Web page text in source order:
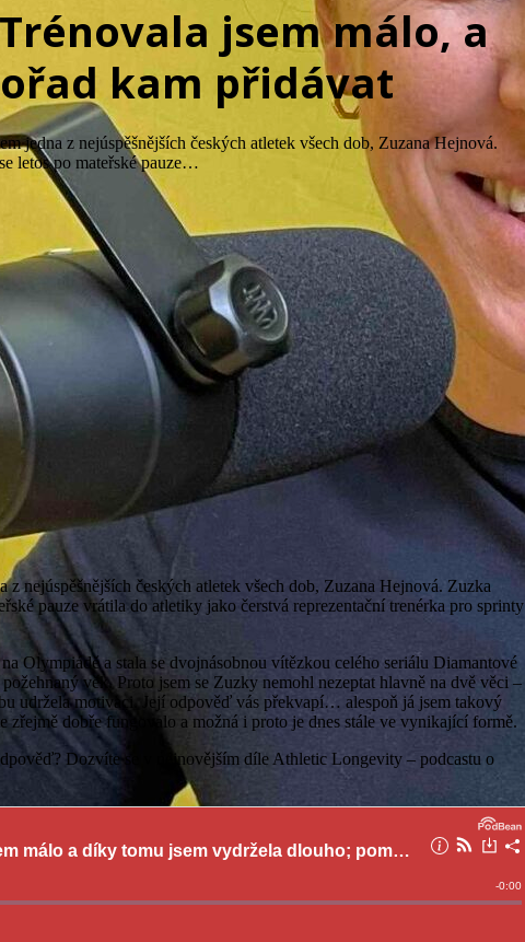
jsem málo, a
kam přidávat
jedna z nejúspěšnějších českých atletek všech dob, Zuzana Hejnová.
letos po mateřské pauze…
nejúspěšnějších českých atletek všech dob, Zuzana Hejnová. Zuzka
pauze vrátila do atletiky jako čerstvá reprezentační trenérka pro sprinty
Olympiádě a stala se dvojnásobnou vítězkou celého seriálu Diamantové
věk. Proto jsem se Zuzky nemohl nezeptat hlavně na dvě věci –
udržela motivaci. Její odpověď vás překvapí… alespoň já jsem takový
dobře fungovalo a možná i proto je dnes stále ve vynikající formě.
Dozvíte se v nejnovějším díle Athletic Longevity – podcastu o